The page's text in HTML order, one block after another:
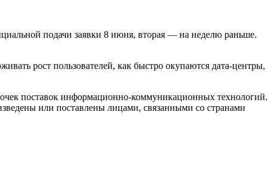
подачи заявки 8 июня, вторая — на неделю раньше.
рост пользователей, как быстро окупаются дата-центры,
поставок информационно-коммуникационных технологий.
или поставлены лицами, связанными со странами